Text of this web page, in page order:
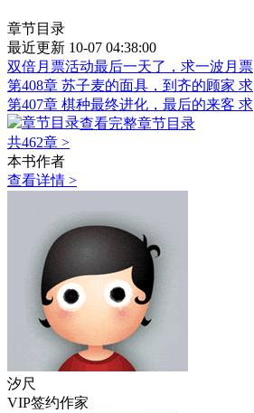
章节目录
最近更新 10-07 04:38:00
双倍月票活动最后一天了，求一波月票
第408章 苏子麦的面具，到齐的顾家 求
第407章 棋种最终进化，最后的来客 求
查看完整章节目录
共462章 >
本书作者
查看详情 >
汐尺
VIP签约作家